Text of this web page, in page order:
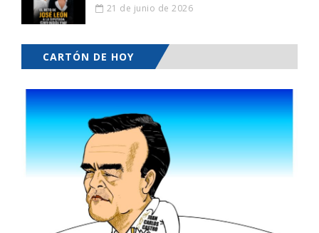
21 de junio de 2026
CARTÓN DE HOY